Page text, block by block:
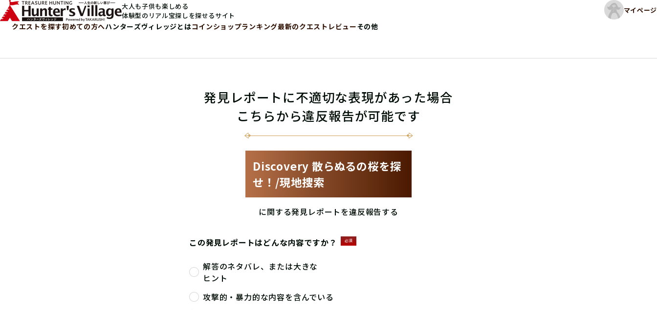
大人も子供も楽しめる
体験型のリアル宝探しを探せるサイト
マイページ
クエストを探す初めての方へハンターズヴィレッジとはコインショップランキング最新のクエストレビューその他
発見レポートに不適切な表現があった場合
こちらから違反報告が可能です
Discovery 散らぬるの桜を探
せ！/現地捜索
に関する発見レポートを違反報告する
この発見レポートはどんな内容ですか？ 必須
解答のネタバレ、または大きな
ヒント
攻撃的・暴力的な内容を含んでいる